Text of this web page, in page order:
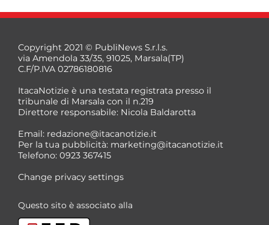
*
Copyright 2021 © PubliNews S.r.l.s.
via Amendola 33/35, 91025, Marsala(TP)
C.F/P.IVA 02786180816
ItacaNotizie è una testata registrata presso il
tribunale di Marsala con il n.219
Direttore responsabile: Nicola Baldarotta
Email: redazione@itacanotizie.it
Per la tua pubblicità: marketing@itacanotizie.it
Telefono: 0923 367415
Change privacy settings
Questo sito è associato alla